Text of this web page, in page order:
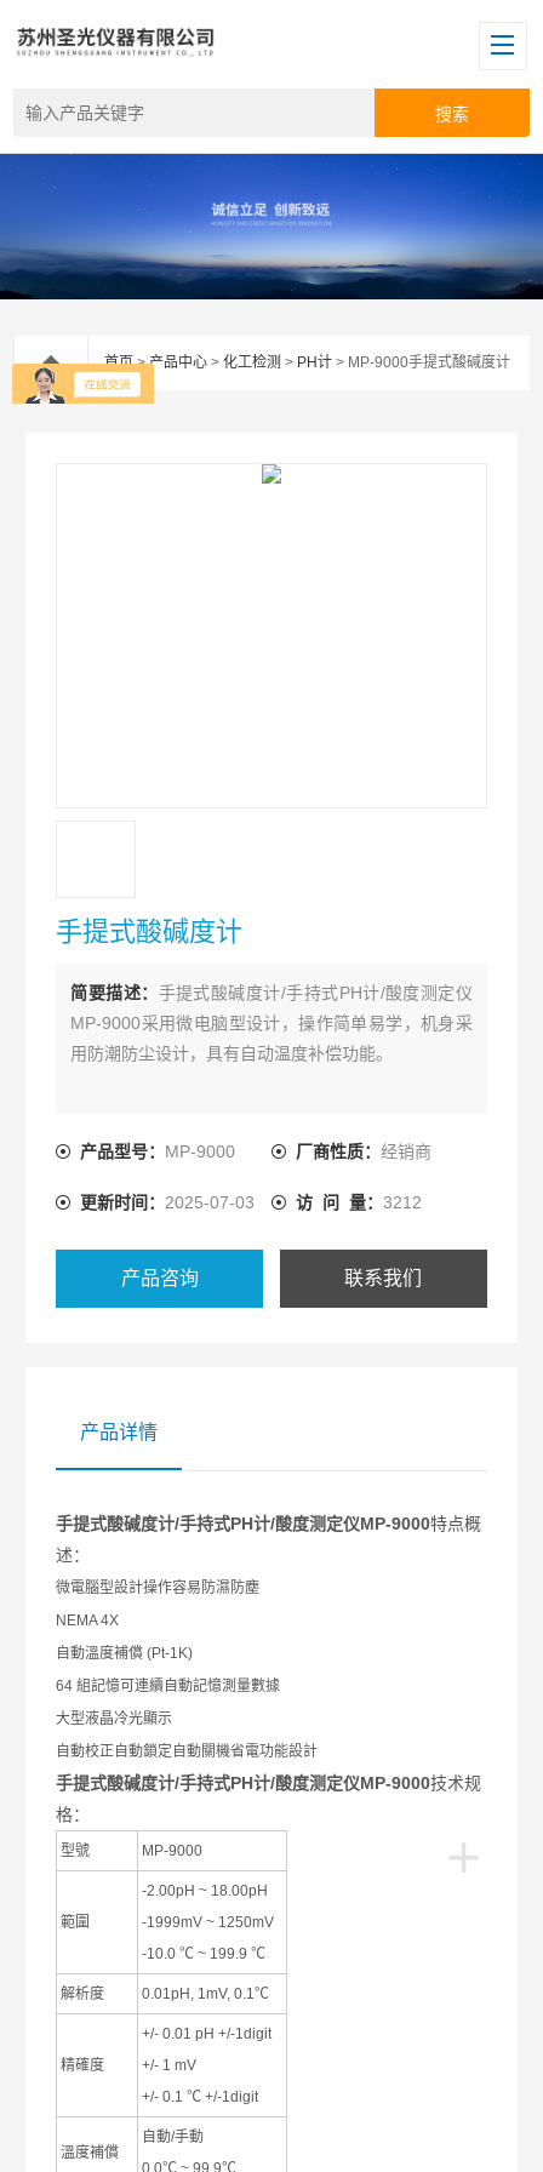
首页>产品中心 >化工检测 > PH计 > MP-9000手提式酸碱度计
手提式酸碱度计
简要描述： 手提式酸碱度计/手持式PH计/酸度测定仪
MP-9000采用微电脑型设计，操作简单易学，机身采
用防潮防尘设计，具有自动温度补偿功能。
产品型号： MP-9000 厂商性质： 经销商
更新时间： 2025-07-03 访 问 量： 3212
产品咨询 联系我们
产品详情
手提式酸碱度计/手持式PH计/酸度测定仪MP-9000特点概
述：
微電腦型設計操作容易防濕防塵
NEMA 4X
自動溫度補償 (Pt-1K)
64組記憶可連續自動記憶測量數據
大型液晶冷光顯示
自動校正自動鎖定自動關機省電功能設計
手提式酸碱度计/手持式PH计/酸度测定仪MP-9000技术规
格：
+
型號 MP-9000
範圍
-2.00pH ~ 18.00pH
-1999mV ~ 1250mV
-10.0℃ ~ 199.9℃
解析度 0.01pH, 1mV, 0.1℃
精確度
+/- 0.01 pH +/-1digit
+/- 1 mV
+/- 0.1℃ +/-1digit
溫度補償
自動/手動
0.0℃ ~ 99.9℃